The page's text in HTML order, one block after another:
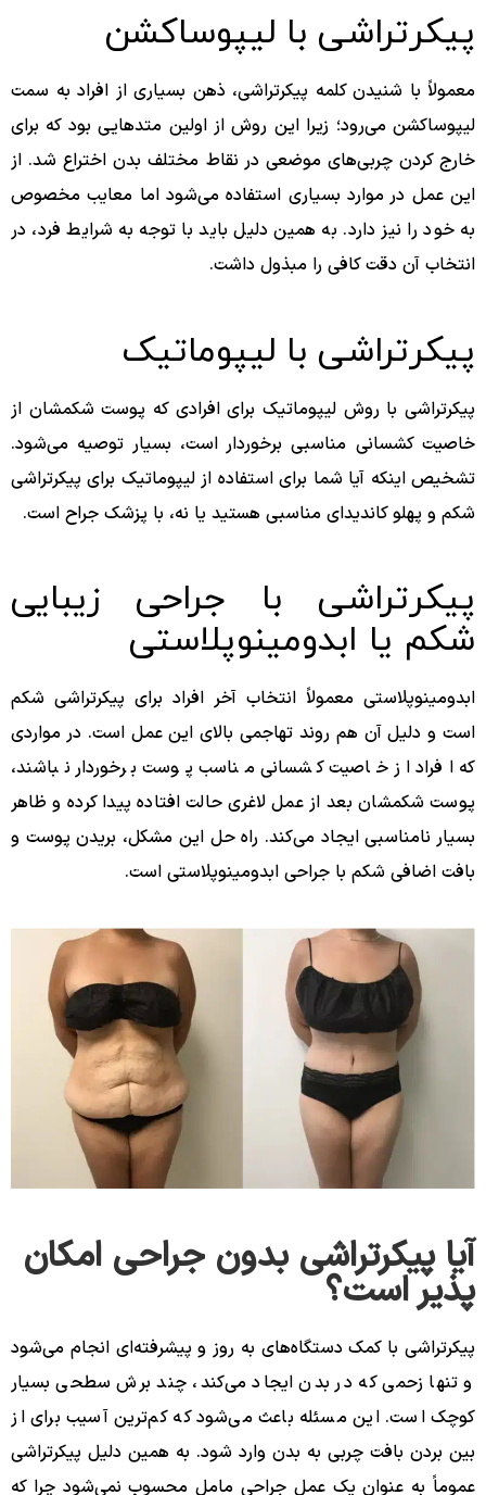
پیکرتراشی با لیپوساکشن
معمولاً با شنیدن کلمه پیکرتراشی، ذهن بسیاری از افراد به سمت
لیپوساکشن می‌رود؛ زیرا این روش از اولین متدهایی بود که برای
خارج کردن چربی‌های موضعی در نقاط مختلف بدن اختراع شد. از
این عمل در موارد بسیاری استفاده می‌شود اما معایب مخصوص
به خود را نیز دارد. به همین دلیل باید با توجه به شرایط فرد، در
انتخاب آن دقت کافی را مبذول داشت.
پیکرتراشی با لیپوماتیک
پیکرتراشی با روش لیپوماتیک برای افرادی که پوست شکمشان از
خاصیت کشسانی مناسبی برخوردار است، بسیار توصیه می‌شود.
تشخیص اینکه آیا شما برای استفاده از لیپوماتیک برای پیکرتراشی
شکم و پهلو کاندیدای مناسبی هستید یا نه، با پزشک جراح است.
پیکرتراشی با جراحی زیبایی
شکم یا ابدومینوپلاستی
ابدومینوپلاستی معمولاً انتخاب آخر افراد برای پیکرتراشی شکم
است و دلیل آن هم روند تهاجمی بالای این عمل است. در مواردی
که افراد از خاصیت کشسانی مناسب پوست برخوردار نباشند،
پوست شکمشان بعد از عمل لاغری حالت افتاده پیدا کرده و ظاهر
بسیار نامناسبی ایجاد می‌کند. راه حل این مشکل، بریدن پوست و
بافت اضافی شکم با جراحی ابدومینوپلاستی است.
آیا پیکرتراشی بدون جراحی امکان
پذیر است؟
پیکرتراشی با کمک دستگاه‌های به روز و پیشرفته‌ای انجام می‌شود
و تنها زحمی که در بدن ایجاد می‌کند، چند برش سطحی بسیار
کوچک است. این مسئله باعث می‌شود که کم‌ترین آسیب برای از
بین بردن بافت چربی به بدن وارد شود. به همین دلیل پیکرتراشی
عموماً به عنوان یک عمل جراحی مامل محسوب نمی‌شود چرا که